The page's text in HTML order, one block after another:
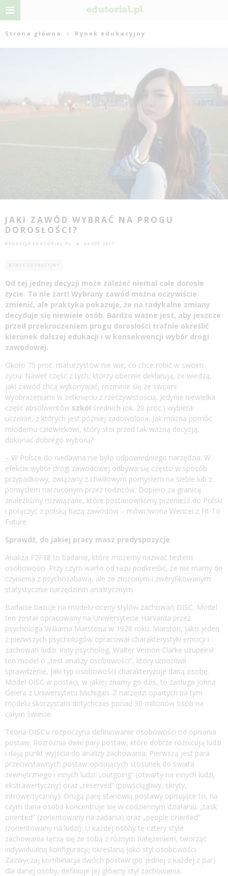
Strona główna Rynek edukacyjny
JAKI ZAWÓD WYBRAĆ NA PROGU
DOROSŁOŚCI?
REDAKCJA EDUTORIAL.PL 24 CZE 2017
RYNEK EDUKACYJNY
Od tej jednej decyzji może zależeć niemal całe dorosłe
życie. To nie żart! Wybrany zawód można oczywiście
zmienić, ale praktyka pokazuje, że na radykalne zmiany
decyduje się niewiele osób. Bardzo ważne jest, aby jeszcze
przed przekroczeniem progu dorosłości trafnie określić
kierunek dalszej edukacji i w konsekwencji wybór drogi
zawodowej.
Około 75 proc. maturzystów nie wie, co chce robić w swoim
życiu. Nawet część z tych, którzy obecnie deklarują, że wiedzą,
jaki zawód chcą wykonywać, rozminie się ze swoimi
wyobrażeniami w zetknięciu z rzeczywistością. Jedynie niewielka
część absolwentów szkół średnich (ok. 20 proc.) wybiera
uczelnie, z których jest później zadowolona. Jak można pomóc
młodemu człowiekowi, który stoi przed tak ważną decyzją,
dokonać dobrego wyboru?
– W Polsce do niedawna nie było odpowiedniego narzędzia. W
efekcie wybór drogi zawodowej odbywa się często w sposób
przypadkowy, związany z chwilowym pomysłem na siebie lub z
pomysłem narzuconym przez rodziców. Dopiero za granicą
znaleźliśmy rozwiązane, które postanowiliśmy przenieść do Polski
i połączyć z polską bazą zawodów – mówi Iwona Wencel z Fit To
Future.
Sprawdź, do jakiej pracy masz predyspozycje
Analiza F2F18 to badanie, które możemy nazwać testem
osobowości. Przy czym warto od razu podkreślić, że nie mamy do
czynienia z psychozabawą, ale ze złożonym i zweryfikowanym
statystycznie narzędziem analitycznym.
Badanie bazuje na modelu oceny stylów zachowań DISC. Model
ten został opracowany na Uniwersytecie Harvarda przez
psychologa Williama Marstona w 1928 roku. Marston, jako jeden
z pierwszych psychologów opracował charakterystyki emocji i
zachowań ludzi. Inny psycholog, Walter Vernon Clarke uzupełnił
ten model o „test analizy osobowości”, który umożliwił
sprawdzenie, jaki typ osobowości charakteryzuje daną osobę.
Model DISC w postaci, w jakiej znamy go dziś, to zasługa Johna
Geiera z Uniwersytetu Michigan. Z narzędzi opartych na tym
modelu skorzystało dotychczas ponad 30 milionów osób na
całym świecie.
Teoria DISC’u rozpoczyna definiowanie osobowości od opisania
postaw. Rozróżnia dwie pary postaw, które dobrze różnicują ludzi
i dają punkt wyjścia do analizy zachowania. Pierwszą jest para
przeciwstawnych postaw opisujących stosunek do świata
zewnętrznego i innych ludzi: „outgoing” (otwarty na innych ludzi,
ekstrawertyczny) oraz „reserved” (powściągliwy, skryty,
introwertycznny). Drugą parę stanowią postawy opisujące to, na
czym dana osoba koncentruje się w codziennym działaniu: „task
oriented” (zorientowany na zadania) oraz „people oriented”
(zorientowany na ludzi). U każdej osoby te cztery style
zachowania łączą się ze sobą z różnym natężeniem, tworząc
indywidualną konfigurację określaną jako styl osobowości.
Zazwyczaj kombinacja dwóch postaw (po jednej z każdej z par)
dla danej osoby, definiuje jej główny styl zachowania.